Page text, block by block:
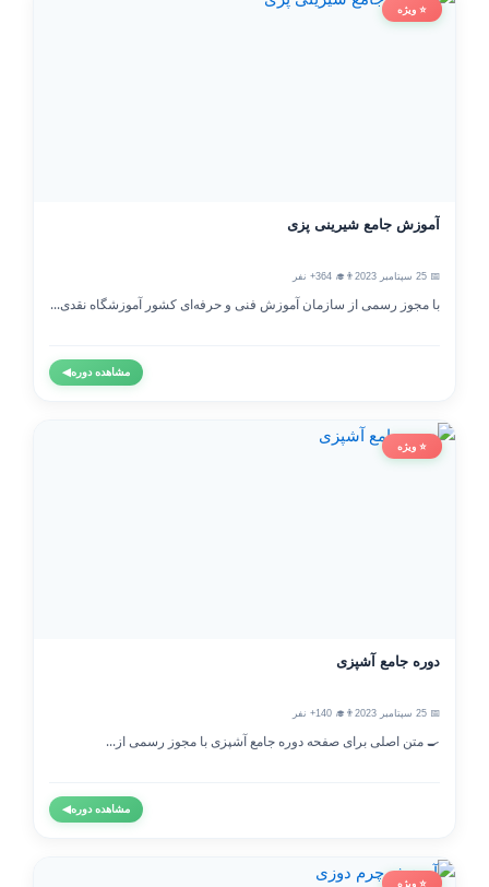
⭐ ویژه
آموزش جامع شیرینی پزی
📅 25 سپتامبر 2023 👨‍🎓 364+ نفر
با مجوز رسمی از سازمان آموزش فنی و حرفه‌ای کشور آموزشگاه نقدی...
مشاهده دوره◀
⭐ ویژه
دوره جامع آشپزی
📅 25 سپتامبر 2023 👨‍🎓 140+ نفر
🍳 متن اصلی برای صفحه دوره جامع آشپزی با مجوز رسمی از...
مشاهده دوره◀
⭐ ویژه